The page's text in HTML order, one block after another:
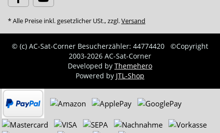
* Alle Preise inkl. gesetzlicher USt., zzgl.Versand
© (c) AC-Sat-Corner Besucherzähler: 44774420
©Copyright
2003-2026 AC-Sat-Corner
Developed by Themehero
Powered by JTL-Shop